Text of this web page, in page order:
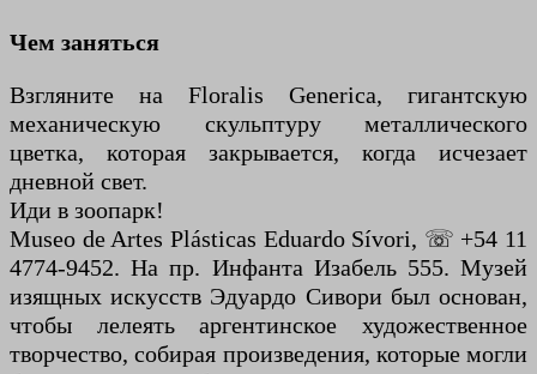
Чем заняться
Взгляните на Floralis Generica, гигантскую
механическую скульптуру металлического
цветка, которая закрывается, когда исчезает
дневной свет.
Иди в зоопарк!
Museo de Artes Plásticas Eduardo Sívori, ☏ +54 11
4774-9452. На пр. Инфанта Изабель 555. Музей
изящных искусств Эдуардо Сивори был основан,
чтобы лелеять аргентинское художественное
творчество, собирая произведения, которые могли